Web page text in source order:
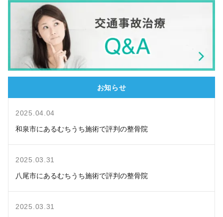
お知らせ
2025.04.04
和泉市にあるむちうち施術で評判の整骨院
2025.03.31
八尾市にあるむちうち施術で評判の整骨院
2025.03.31